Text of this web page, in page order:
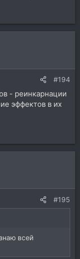
#194
- реинкарнации
эффектов в их
#195
всей